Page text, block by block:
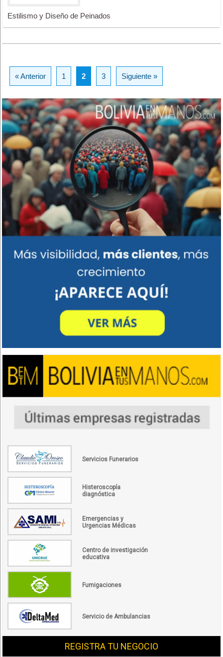
Estilismo y Diseño de Peinados
« Anterior 1 2 3 Siguiente »
Servicios Funerarios
Histeroscopía
diagnóstica
Emergencias y
Urgencias Médicas
Centro de investigación
educativa
Fumigaciones
Servicio de Ambulancias
REGISTRA TU NEGOCIO